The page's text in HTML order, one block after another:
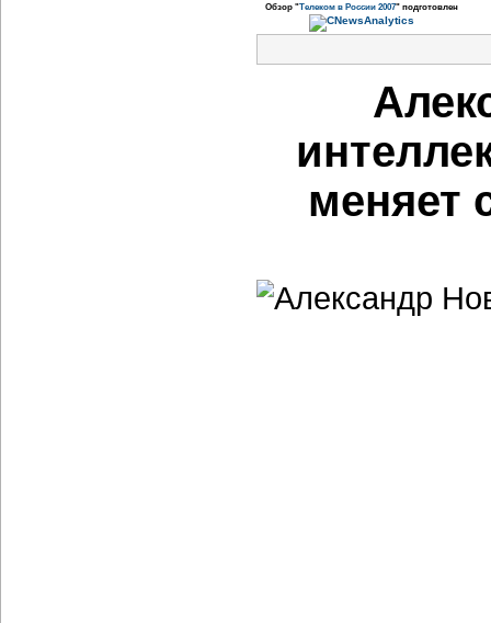
Обзор "Телеком в России 2007" подготовлен
меняет